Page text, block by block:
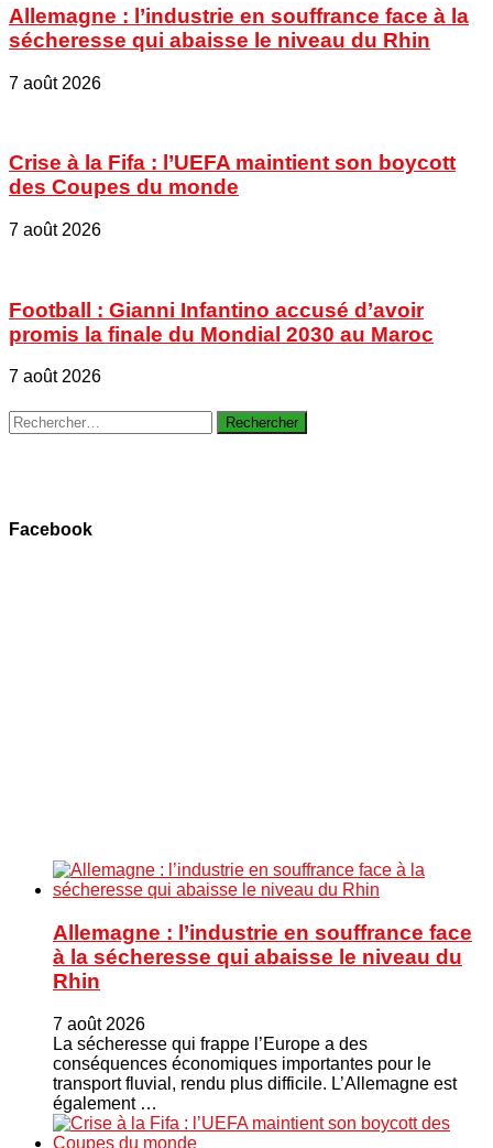
Allemagne : l’industrie en souffrance face à la
sécheresse qui abaisse le niveau du Rhin
7 août 2026
Crise à la Fifa : l’UEFA maintient son boycott
des Coupes du monde
7 août 2026
Football : Gianni Infantino accusé d’avoir
promis la finale du Mondial 2030 au Maroc
7 août 2026
Rechercher :
Facebook
Allemagne : l’industrie en souffrance face
à la sécheresse qui abaisse le niveau du
Rhin
7 août 2026
La sécheresse qui frappe l’Europe a des
conséquences économiques importantes pour le
transport fluvial, rendu plus difficile. L’Allemagne est
également …